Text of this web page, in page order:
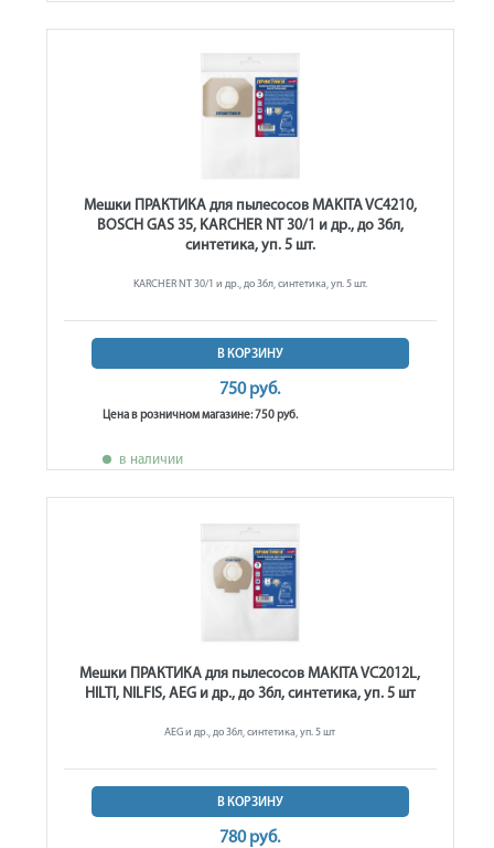
Мешки ПРАКТИКА для пылесосов MAKITA VC4210,
BOSCH GAS 35, KARCHER NT 30/1 и др., до 36л,
синтетика, уп. 5 шт.
KARCHER NT 30/1 и др., до 36л, синтетика, уп. 5 шт.
В КОРЗИНУ
750 руб.
Цена в розничном магазине: 750 руб.
в наличии
Мешки ПРАКТИКА для пылесосов MAKITA VC2012L,
HILTI, NILFIS, AEG и др., до 36л, синтетика, уп. 5 шт
AEG и др., до 36л, синтетика, уп. 5 шт
В КОРЗИНУ
780 руб.